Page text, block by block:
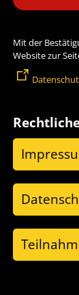
Mit der
Website zur